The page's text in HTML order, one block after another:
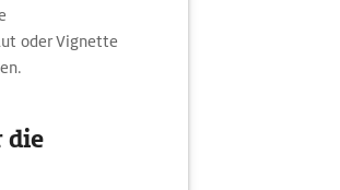
oder Vignette
die